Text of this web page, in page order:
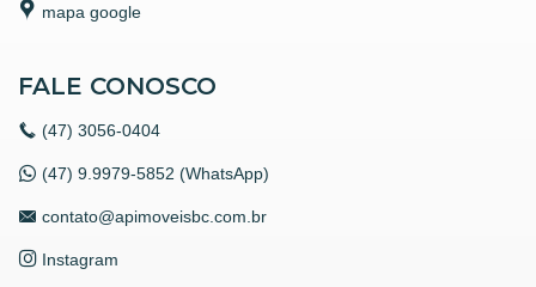
mapa google
FALE CONOSCO
(47) 3056-0404
(47) 9.9979-5852 (WhatsApp)
contato@apimoveisbc.com.br
Instagram